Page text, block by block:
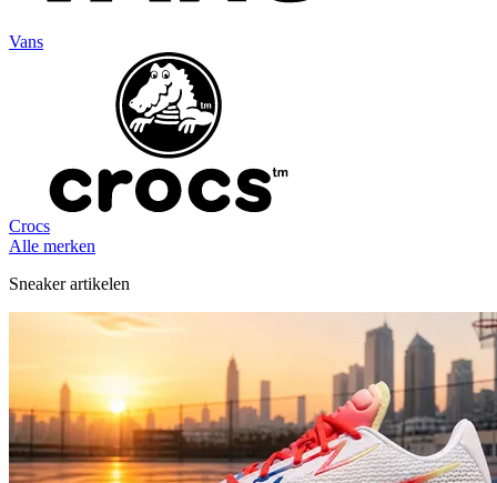
Vans
Crocs
Alle merken
Sneaker artikelen